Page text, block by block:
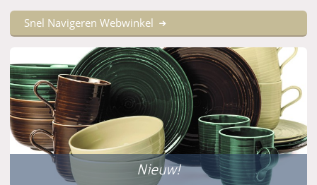
Snel Navigeren Webwinkel
Nieuw!